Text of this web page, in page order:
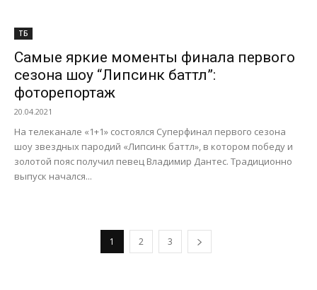
ТБ
Самые яркие моменты финала первого
сезона шоу “Липсинк баттл”:
фоторепортаж
20.04.2021
На телеканале «1+1» состоялся Суперфинал первого сезона
шоу звездных пародий «Липсинк баттл», в котором победу и
золотой пояс получил певец Владимир Дантес. Традиционно
выпуск начался...
1 2 3